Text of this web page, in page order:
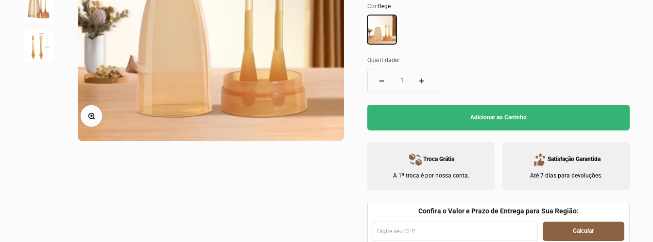
Zoom na imagem
Cor:Bege
Bege
Quantidade:
Adicionar ao Carrinho
Troca Grátis
A 1ª troca é por nossa conta.
Satisfação Garantida
Até 7 dias para devoluções.
Confira o Valor e Prazo de Entrega para Sua Região:
Calcular